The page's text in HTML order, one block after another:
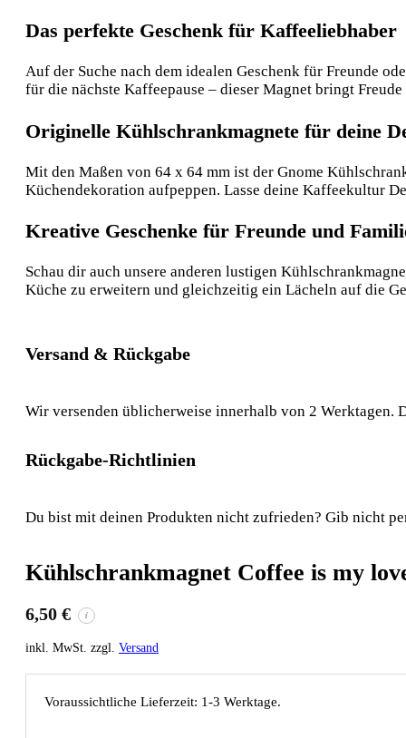
Das perfekte Geschenk für Kaffeeliebhaber
Auf der Suche nach dem idealen Geschenk für Freunde
für die nächste Kaffeepause – dieser Magnet bringt
Originelle Kühlschrankmagnete für deine
Mit den Maßen von 64 x 64 mm ist der Gnome
Küchendekoration aufpeppen. Lasse deine Kaffeekultur
Kreative Geschenke für Freunde und
Schau dir auch unsere anderen lustigen
Küche zu erweitern und gleichzeitig ein Lächeln auf die
Versand & Rückgabe
Wir versenden üblicherweise innerhalb von 2 Werktagen.
Rückgabe-Richtlinien
Du bist mit deinen Produkten nicht zufrieden? Gib nicht
Kühlschrankmagnet Coffee is my
6,50 € i
inkl. MwSt. zzgl. Versand
Voraussichtliche Lieferzeit: 1-3 Werktage.